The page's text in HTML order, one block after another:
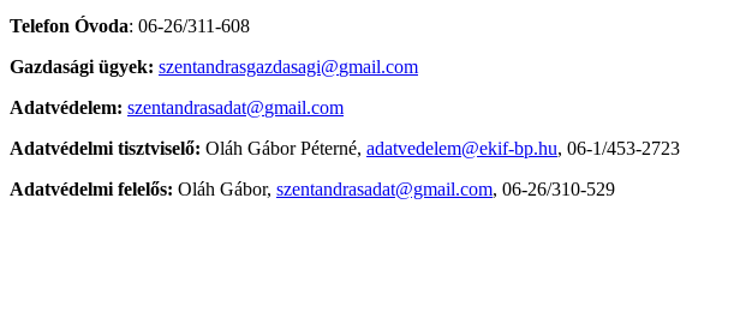
Telefon Óvoda: 06-26/311-608
Gazdasági ügyek: szentandrasgazdasagi@gmail.com
Adatvédelem: szentandrasadat@gmail.com
Adatvédelmi tisztviselő: Oláh Gábor Péterné, adatvedelem@ekif-bp.hu, 06-1/453-2723
Adatvédelmi felelős: Oláh Gábor, szentandrasadat@gmail.com, 06-26/310-529